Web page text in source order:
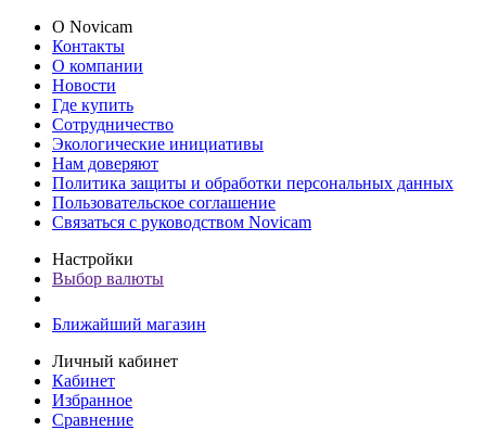
О Novicam
Контакты
О компании
Новости
Где купить
Сотрудничество
Экологические инициативы
Нам доверяют
Политика защиты и обработки персональных данных
Пользовательское соглашение
Связаться с руководством Novicam
Настройки
Выбор валюты
Ближайший магазин
Личный кабинет
Кабинет
Избранное
Сравнение